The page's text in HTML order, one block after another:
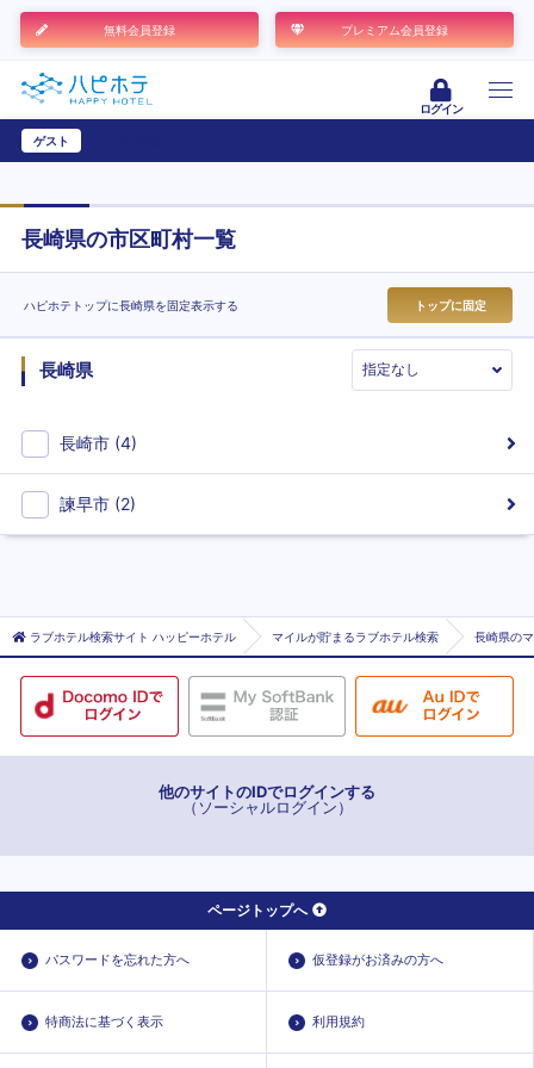
無料会員登録 プレミアム会員登録
ログイン
ゲスト
長崎県の市区町村一覧
ハピホテトップに長崎県を固定表示する トップに固定
長崎県
長崎市 (4)
諫早市 (2)
ラブホテル検索サイト ハッピーホテル マイルが貯まるラブホテル検索 長崎県の
他のサイトのIDでログインする
（ソーシャルログイン）
ページトップへ
パスワードを忘れた方へ 仮登録がお済みの方へ
特商法に基づく表示 利用規約